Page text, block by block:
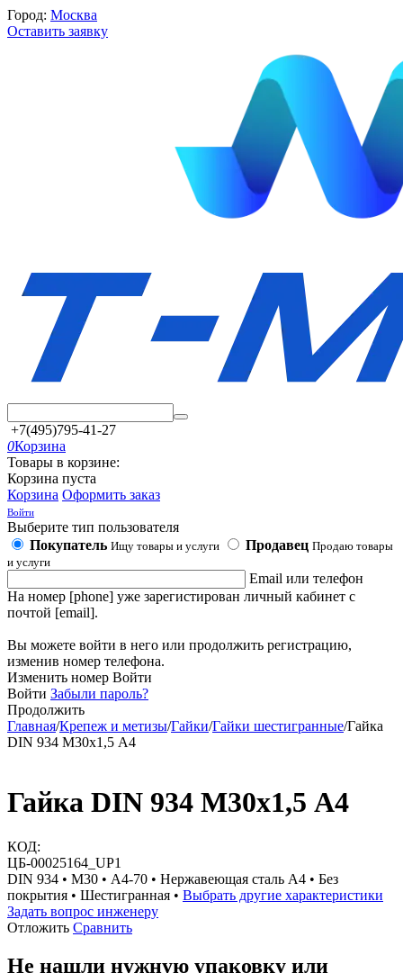
Город: Москва
Оставить заявку
+7(495)795-41-27
0Корзина
Товары в корзине:
Корзина пуста
Корзина Оформить заказ
Войти
Выберите тип пользователя
Покупатель Ищу товары и услуги Продавец Продаю товары
и услуги
Email или телефон
На номер [phone] уже зарегистирован личный кабинет с
почтой [email].
Вы можете войти в него или продолжить регистрацию,
изменив номер телефона.
Изменить номер Войти
Войти Забыли пароль?
Продолжить
Главная/Крепеж и метизы/Гайки/Гайки шестигранные/Гайка
DIN 934 М30х1,5 А4
Гайка DIN 934 М30х1,5 А4
КОД:
ЦБ-00025164_UP1
DIN 934 • М30 • A4-70 • Нержавеющая сталь A4 • Без
покрытия • Шестигранная • Выбрать другие характеристики
Задать вопрос инженеру
Отложить Сравнить
Не нашли нужную упаковку или